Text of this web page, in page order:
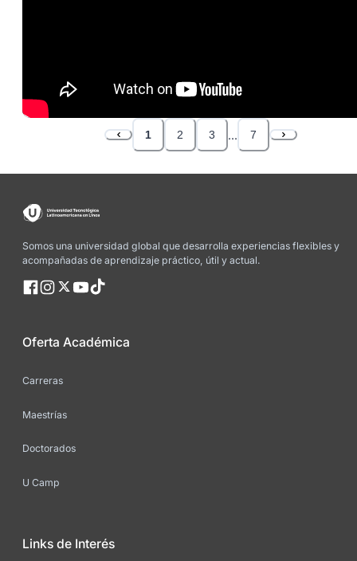
1 2 3 ... 7
Somos una universidad global que desarrolla experiencias flexibles y
acompañadas de aprendizaje práctico, útil y actual.
Oferta Académica
Carreras
Maestrías
Doctorados
U Camp
Links de Interés